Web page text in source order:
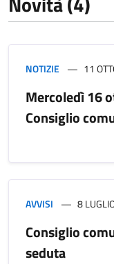
NOTIZIE 11
Mercoledì 16
Consiglio
AVVISI 8
Consiglio
seduta